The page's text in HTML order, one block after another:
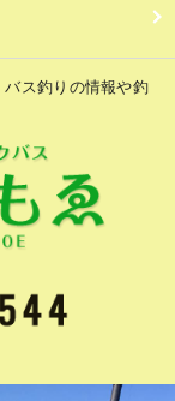
ス釣りの情報や釣